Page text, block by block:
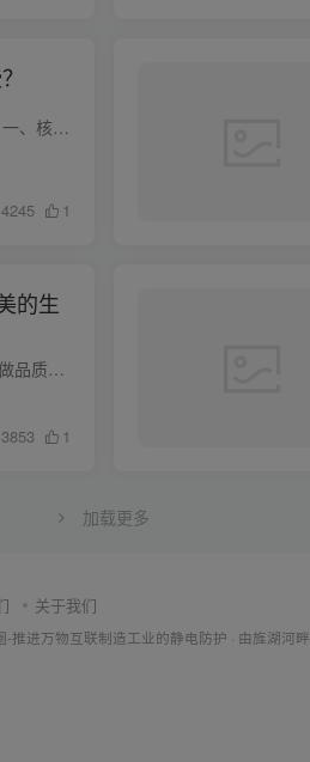
要成为优秀的培训师，需要掌握两大技能： 一、核心技能---授课技能 这是培训师的立业之本，所以在这方面要多花时间精力。授课技能一般要关键注意这几点： 1、互动开道，效果自现。所以要多加强...
4245 1
的生
导读：做为品质培训，讲得最多就是什么叫做品质，怎样做好品质，往往你在台上讲得口干知头软，台下受训者想睡觉 。培训完后，受训者交头接耳，最后汇成一句话：好是好，就是对我们不实用！作为...
3853 1
加载更多
关于我们
-推进万物互联制造工业的静电防护 · 由旌湖河畔